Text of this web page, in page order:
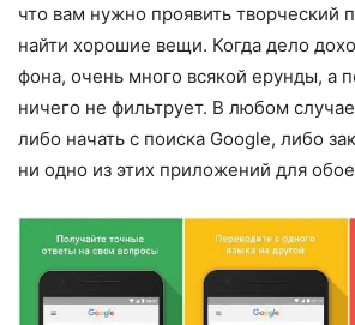
что вам нужно проявить творческий
найти хорошие вещи. Когда дело
фона, очень много всякой ерунды, а
ничего не фильтрует. В любом
либо начать с поиска Google, либо
ни одно из этих приложений для